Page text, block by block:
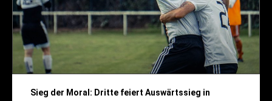
Sieg der Moral: Dritte feiert Auswärtssieg in